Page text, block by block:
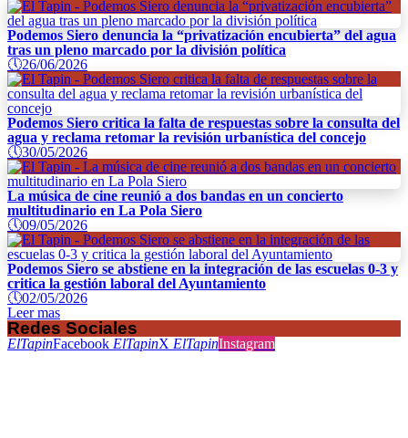
Podemos Siero denuncia la “privatización encubierta” del agua
tras un pleno marcado por la división política
🕔26/06/2026
Podemos Siero critica la falta de respuestas sobre la consulta del
agua y reclama retomar la revisión urbanística del concejo
🕔30/05/2026
La música de cine reunió a dos bandas en un concierto
multitudinario en La Pola Siero
🕔09/05/2026
Podemos Siero se abstiene en la integración de las escuelas 0-3 y
critica la gestión laboral del Ayuntamiento
🕔02/05/2026
Leer mas
Redes Sociales
ElTapinFacebook ElTapinX ElTapinInstagram